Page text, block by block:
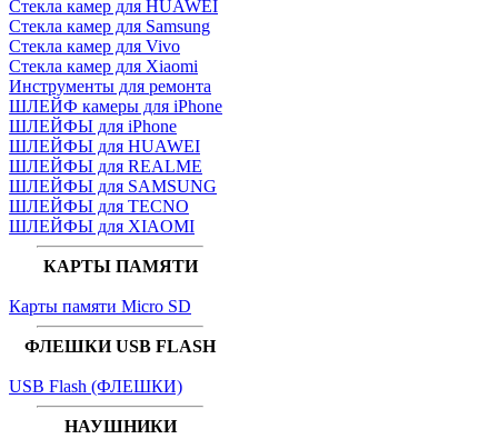
Стекла камер для HUAWEI
Стекла камер для Samsung
Стекла камер для Vivo
Стекла камер для Xiaomi
Инструменты для ремонта
ШЛЕЙФ камеры для iPhone
ШЛЕЙФЫ для iPhone
ШЛЕЙФЫ для HUAWEI
ШЛЕЙФЫ для REALME
ШЛЕЙФЫ для SAMSUNG
ШЛЕЙФЫ для TECNO
ШЛЕЙФЫ для XIAOMI
КАРТЫ ПАМЯТИ
Карты памяти Micro SD
ФЛЕШКИ USB FLASH
USB Flash (ФЛЕШКИ)
НАУШНИКИ